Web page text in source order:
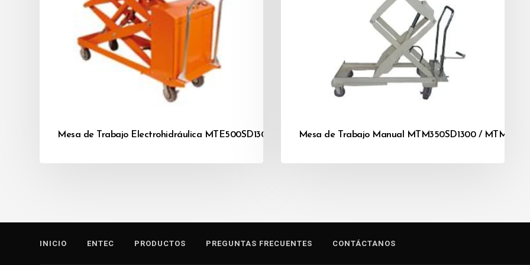
Mesa de Trabajo Electrohidráulica MTE500SD1300 / MTE750SD1500 / MTE1000SD1700
Mesa de Trabajo Manual MTM350SD1300 /
INICIO ENTEC PRODUCTOS PREGUNTAS FRECUENTES CONTÁCTANOS